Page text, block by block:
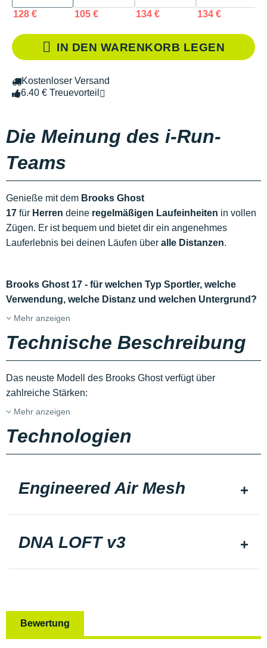
128 € 105 € 134 € 134 €
IN DEN WARENKORB LEGEN
Kostenloser Versand
6.40 € Treuevorteil
Die Meinung des i-Run-
Teams
Genieße mit dem Brooks Ghost
17 für Herren deine regelmäßigen Laufeinheiten in vollen
Zügen. Er ist bequem und bietet dir ein angenehmes
Lauferlebnis bei deinen Läufen über alle Distanzen.
Brooks Ghost 17 - für welchen Typ Sportler, welche
Verwendung, welche Distanz und welchen Untergrund?
Mehr anzeigen
Technische Beschreibung
Das neuste Modell des Brooks Ghost verfügt über
zahlreiche Stärken:
Mehr anzeigen
Technologien
Engineered Air Mesh
DNA LOFT v3
Bewertung